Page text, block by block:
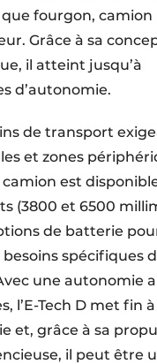
fourgon, camion
Grâce à sa
il atteint jusqu’à
d’autonomie.
de transport
et zones
camion est
(3800 et 6500
de batterie
spécifiques
une autonomie
l’E-Tech D met fin à
et, grâce à sa
il peut être